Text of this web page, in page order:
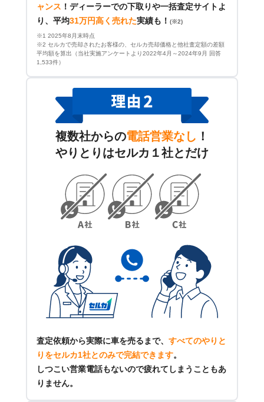
ャンス ！ ディーラーでの下取りや一括査定サイトよ
り、平均31万円高く売れた実績も！ (※2)
※1 2025年8月末時点
※2 セルカで売却されたお客様の、セルカ売却価格と他社査定額の差額
平均額を算出（当社実施アンケートより2022年4月～2024年9月 回答
1,533件）
複数社からの電話営業なし ！
やりとりはセルカ１社とだけ
査定依頼から実際に車を売るまで、 すべてのやりと
りをセルカ1社とのみで完結できます。
しつこい営業電話もないので疲れてしまうこともあ
りません。